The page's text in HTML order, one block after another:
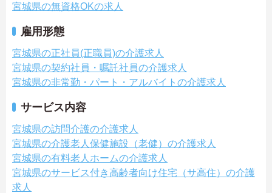
宮城県の無資格OKの求人
雇用形態
宮城県の正社員(正職員)の介護求人
宮城県の契約社員・嘱託社員の介護求人
宮城県の非常勤・パート・アルバイトの介護求人
サービス内容
宮城県の訪問介護の介護求人
宮城県の介護老人保健施設（老健）の介護求人
宮城県の有料老人ホームの介護求人
宮城県のサービス付き高齢者向け住宅（サ高住）の介護
求人